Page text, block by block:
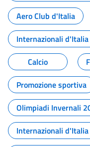
Aero Club d'Italia
Internazionali
Calcio
Promozione sportiva
Olimpiadi Invernali
Internazionali d'Italia